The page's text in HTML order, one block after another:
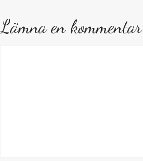
Lämna en kommentar